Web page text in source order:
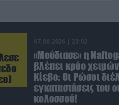
07.08.2026 | 23:02
«Μούδιασε» η
βλέπει κρύο
Κίεβο: Οι Ρώσοι
εγκαταστάσεις του
κολοσσού!